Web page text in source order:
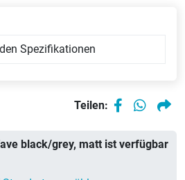
Spezifikationen
Teilen:
black/grey, matt ist verfügbar